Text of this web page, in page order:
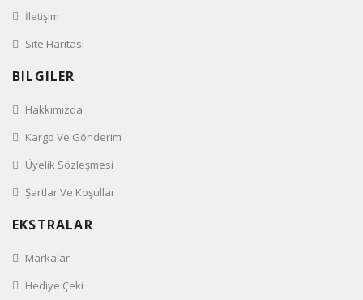
İletişim
Site Haritası
BILGILER
Hakkımızda
Kargo Ve Gönderim
Üyelik Sözleşmesi
Şartlar Ve Koşullar
EKSTRALAR
Markalar
Hediye Çeki